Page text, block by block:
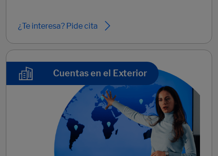
¿Te interesa? Pide cita
Cuentas en el Exterior